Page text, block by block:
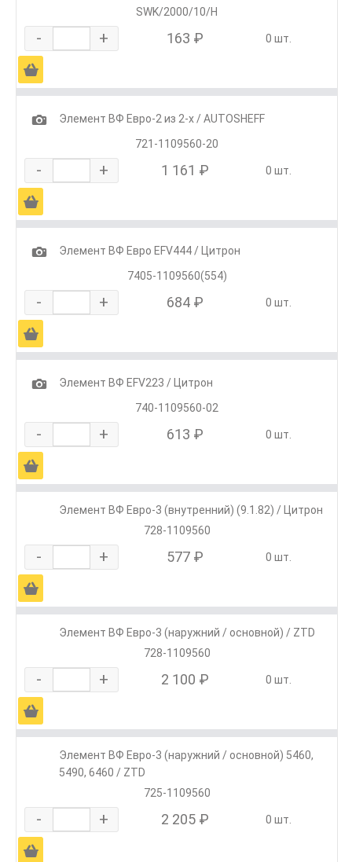
SWK/2000/10/H
- + 163 ₽ 0 шт.
Ä
1
Элемент ВФ Евро-2 из 2-х / AUTOSHEFF
721-1109560-20
- + 1 161 ₽ 0 шт.
Ä
1
Элемент ВФ Евро EFV444 / Цитрон
7405-1109560(554)
- + 684 ₽ 0 шт.
Ä
1
Элемент ВФ EFV223 / Цитрон
740-1109560-02
- + 613 ₽ 0 шт.
Ä
Элемент ВФ Евро-3 (внутренний) (9.1.82) / Цитрон
728-1109560
- + 577 ₽ 0 шт.
Ä
Элемент ВФ Евро-3 (наружний / основной) / ZTD
728-1109560
- + 2 100 ₽ 0 шт.
Ä
Элемент ВФ Евро-3 (наружний / основной) 5460,
5490, 6460 / ZTD
725-1109560
- + 2 205 ₽ 0 шт.
Ä